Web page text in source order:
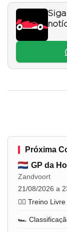
Próxima
GP da
Zandvoort
21/08/2026 a
🏋️‍♂️ Treino Livre
🏎️